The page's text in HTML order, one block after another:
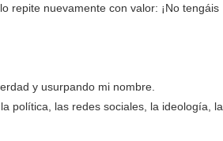
repite nuevamente con valor: ¡No tengáis
y usurpando mi nombre.
política, las redes sociales, la ideología, la